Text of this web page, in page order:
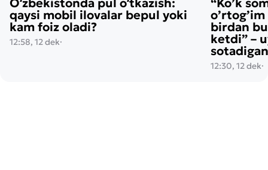
qaysi mobil ilovalar bepul yoki
kam foiz oladi?
12:58, 12 dek·
birdan
ketdi” –
12:30, 12 dek·